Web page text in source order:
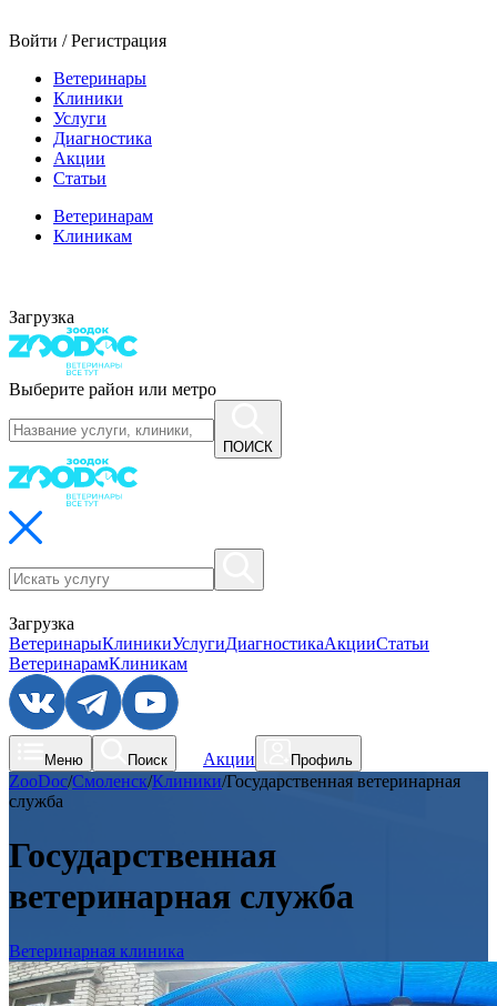
Войти / Регистрация
Ветеринары
Клиники
Услуги
Диагностика
Акции
Статьи
Ветеринарам
Клиникам
Загрузка
Выберите район или метро
ПОИСК
Загрузка
ВетеринарыКлиникиУслугиДиагностикаАкцииСтатьи
ВетеринарамКлиникам
Меню Поиск Акции Профиль
ZooDoc/Смоленск/Клиники/Государственная ветеринарная
служба
Государственная
ветеринарная служба
Ветеринарная клиника